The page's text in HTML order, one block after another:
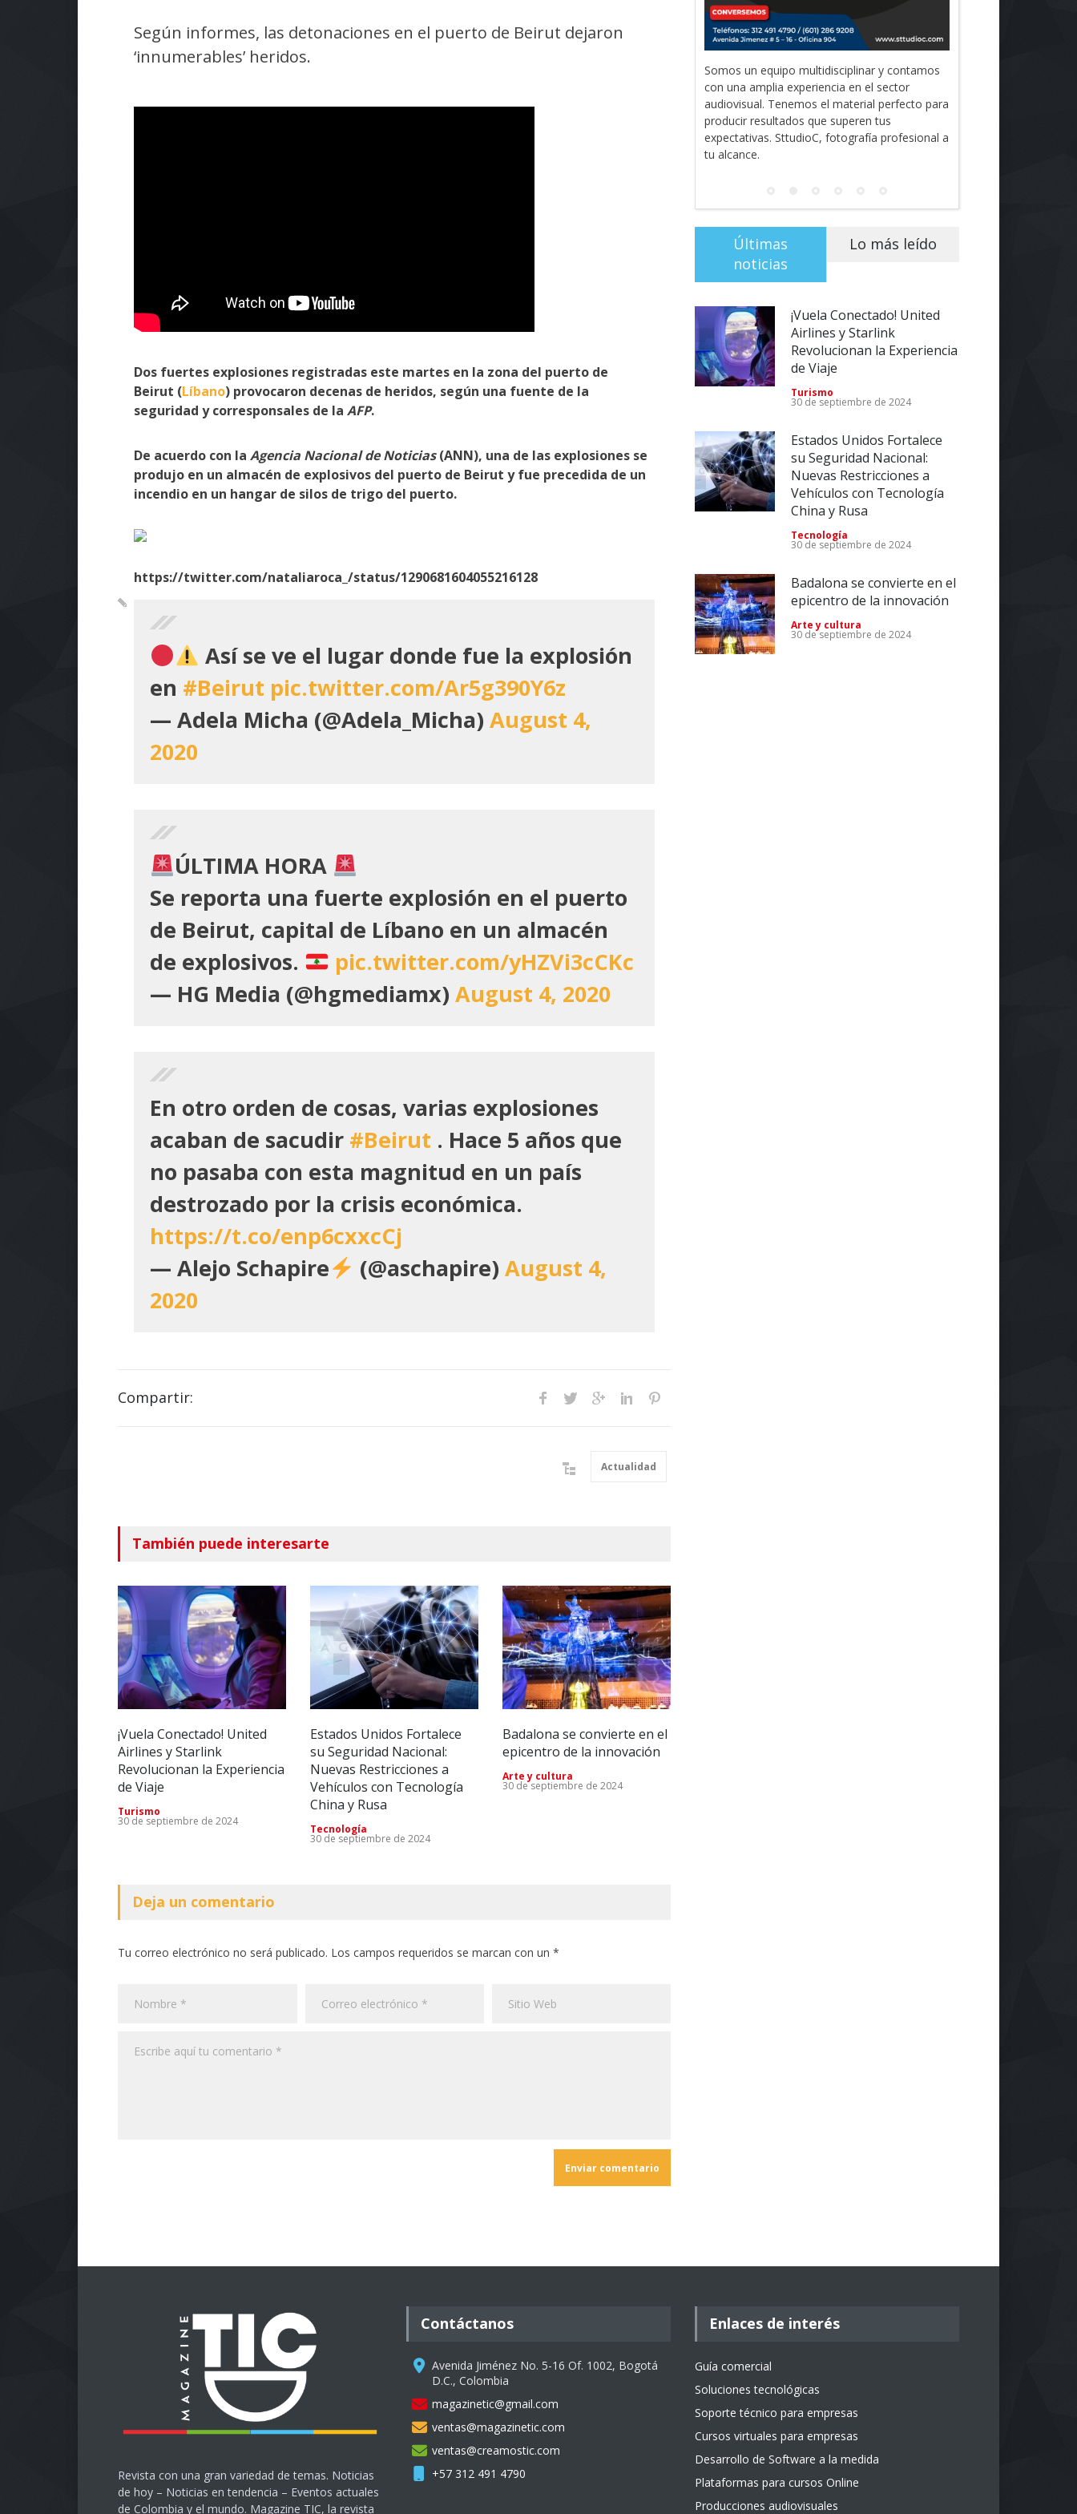
Según informes, las detonaciones en el puerto de Beirut dejaron
‘innumerables’ heridos.
Dos fuertes explosiones registradas este martes en la zona del puerto de
Beirut (Líbano) provocaron decenas de heridos, según una fuente de la
seguridad y corresponsales de la AFP.
De acuerdo con la Agencia Nacional de Noticias(ANN), una de las explosiones se
produjo en un almacén de explosivos del puerto de Beirut y fue precedida de un
incendio en un hangar de silos de trigo del puerto.
https://twitter.com/nataliaroca_/status/1290681604055216128
Así se ve el lugar donde fue la explosión
en #Beirut pic.twitter.com/Ar5g390Y6z
— Adela Micha (@Adela_Micha) August 4,
2020
ÚLTIMA HORA
Se reporta una fuerte explosión en el puerto
de Beirut, capital de Líbano en un almacén
de explosivos.
pic.twitter.com/yHZVi3cCKc
— HG Media (@hgmediamx) August 4, 2020
En otro orden de cosas, varias explosiones
acaban de sacudir #Beirut . Hace 5 años que
no pasaba con esta magnitud en un país
destrozado por la crisis económica.
https://t.co/enp6cxxcCj
— Alejo Schapire
(@aschapire) August 4,
2020
Compartir:
Actualidad
También puede interesarte
¡Vuela Conectado! United
Airlines y Starlink
Revolucionan la Experiencia
de Viaje
Turismo
30 de septiembre de 2024
Estados Unidos Fortalece
su Seguridad Nacional:
Nuevas Restricciones a
Vehículos con Tecnología
China y Rusa
Tecnología
30 de septiembre de 2024
Badalona se convierte en el
epicentro de la innovación
Arte y cultura
30 de septiembre de 2024
Deja un comentario
Tu correo electrónico no será publicado. Los campos requeridos se marcan con un *
Somos un equipo multidisciplinar y contamos
con una amplia experiencia en el sector
audiovisual. Tenemos el material perfecto para
producir resultados que superen tus
expectativas. SttudioC, fotografía profesional a
tu alcance.
Últimas
noticias
Lo más leído
¡Vuela Conectado! United
Airlines y Starlink
Revolucionan la Experiencia
de Viaje
Turismo
30 de septiembre de 2024
Estados Unidos Fortalece
su Seguridad Nacional:
Nuevas Restricciones a
Vehículos con Tecnología
China y Rusa
Tecnología
30 de septiembre de 2024
Badalona se convierte en el
epicentro de la innovación
Arte y cultura
30 de septiembre de 2024
Revista con una gran variedad de temas. Noticias
de hoy – Noticias en tendencia – Eventos actuales
de Colombia y el mundo. Magazine TIC, la revista
Contáctanos
Avenida Jiménez No. 5-16 Of. 1002, Bogotá
D.C., Colombia
magazinetic@gmail.com
ventas@magazinetic.com
ventas@creamostic.com
+57 312 491 4790
Enlaces de interés
Guía comercial
Soluciones tecnológicas
Soporte técnico para empresas
Cursos virtuales para empresas
Desarrollo de Software a la medida
Plataformas para cursos Online
Producciones audiovisuales